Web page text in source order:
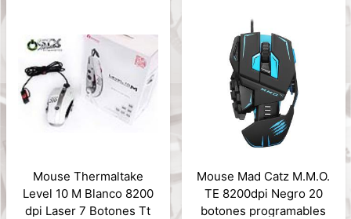
Mouse Thermaltake
Level 10 M Blanco 8200
dpi Laser 7 Botones Tt
Mouse Mad Catz M.M.O.
TE 8200dpi Negro 20
botones programables